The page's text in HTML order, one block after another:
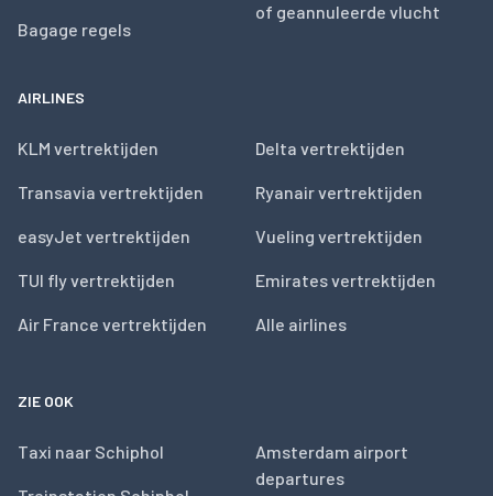
Bagage regels
of geannuleerde vlucht
AIRLINES
KLM vertrektijden
Transavia vertrektijden
easyJet vertrektijden
TUI fly vertrektijden
Air France vertrektijden
Delta vertrektijden
Ryanair vertrektijden
Vueling vertrektijden
Emirates vertrektijden
Alle airlines
ZIE OOK
Taxi naar Schiphol
Amsterdam airport
departures